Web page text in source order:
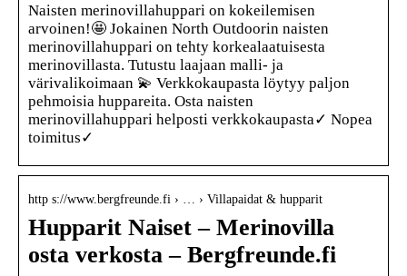
Naisten merinovillahuppari on kokeilemisen
arvoinen!🤩 Jokainen North Outdoorin naisten
merinovillahuppari on tehty korkealaatuisesta
merinovillasta. Tutustu laajaan malli- ja
värivalikoimaan 💫 Verkkokaupasta löytyy paljon
pehmoisia huppareita. Osta naisten
merinovillahuppari helposti verkkokaupasta✓ Nopea
toimitus✓
http s://www.bergfreunde.fi › … › Villapaidat & hupparit
Hupparit Naiset – Merinovilla
osta verkosta – Bergfreunde.fi